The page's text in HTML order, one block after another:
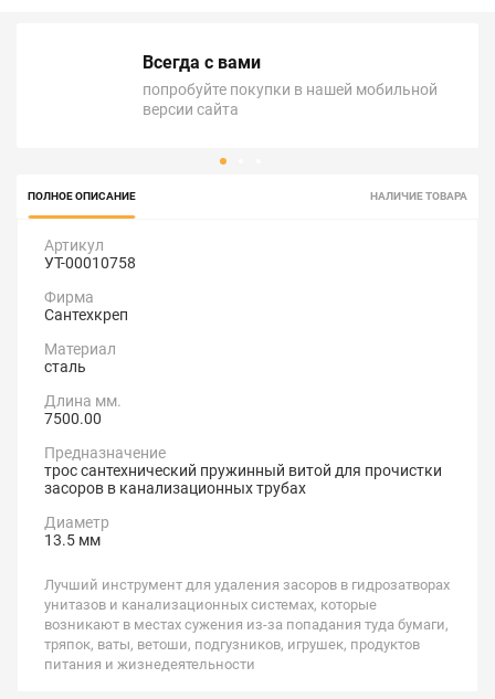
Всегда с вами
попробуйте покупки в нашей мобильной
версии сайта
ПОЛНОЕ ОПИСАНИЕ НАЛИЧИЕ ТОВАРА
Артикул
УТ-00010758
Фирма
Сантехкреп
Материал
сталь
Длина мм.
7500.00
Предназначение
трос сантехнический пружинный витой для прочистки
засоров в канализационных трубах
Диаметр
13.5 мм
Лучший инструмент для удаления засоров в гидрозатворах
унитазов и канализационных системах, которые
возникают в местах сужения из-за попадания туда бумаги,
тряпок, ваты, ветоши, подгузников, игрушек, продуктов
питания и жизнедеятельности